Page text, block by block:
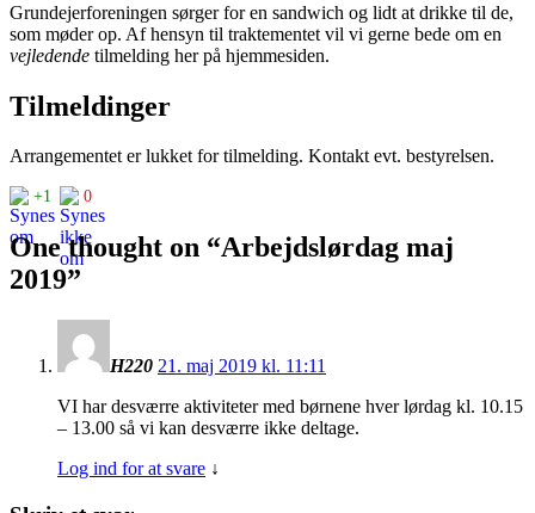
Grundejerforeningen sørger for en sandwich og lidt at drikke til de,
som møder op. Af hensyn til traktementet vil vi gerne bede om en
vejledende tilmelding her på hjemmesiden.
Tilmeldinger
Arrangementet er lukket for tilmelding. Kontakt evt. bestyrelsen.
+1 0
One thought on “Arbejdslørdag maj
2019”
H220 21. maj 2019 kl. 11:11
VI har desværre aktiviteter med børnene hver lørdag kl. 10.15
– 13.00 så vi kan desværre ikke deltage.
Log ind for at svare ↓